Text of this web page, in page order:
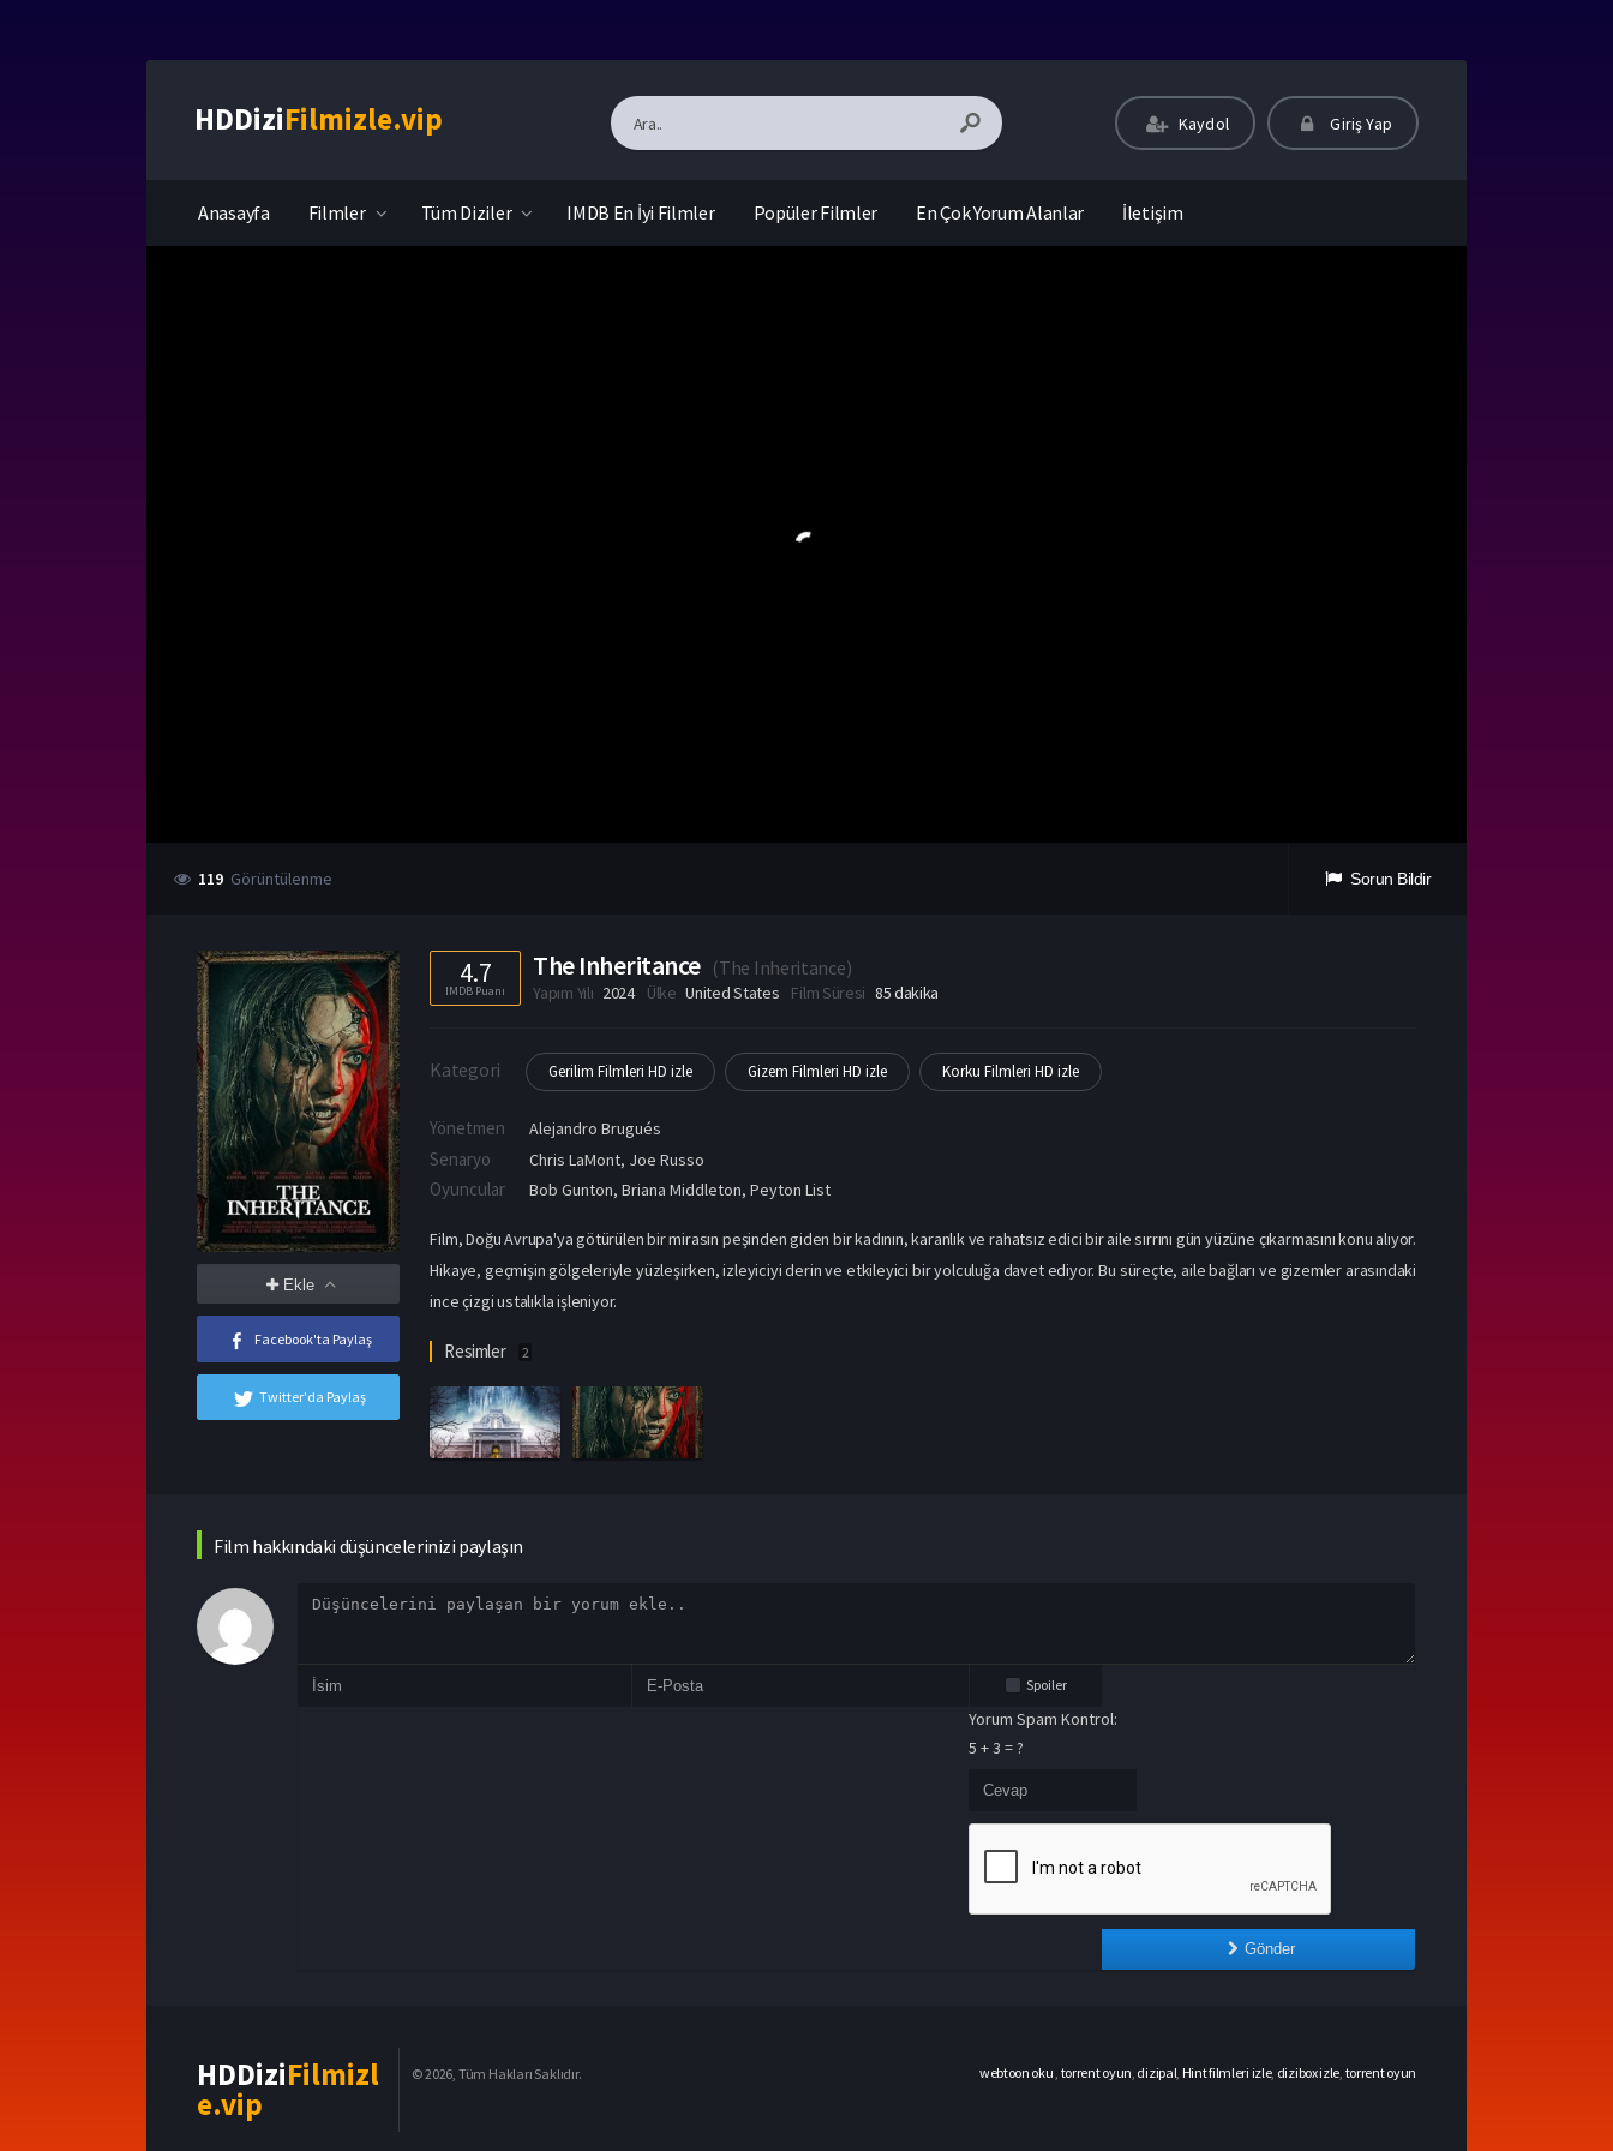
HDDiziFilmizle.vip Kaydol Giriş Yap
Anasayfa Filmler Tüm Diziler IMDB En İyi Filmler Popüler Filmler En Çok Yorum Alanlar İletişim
119 Görüntülenme Sorun Bildir
Ekle
Facebook'ta Paylaş
Twitter'da Paylaş
4.7
IMDB Puanı
The Inheritance (The Inheritance)
Yapım Yılı 2024 Ülke United States Film Süresi 85 dakika
Kategori Gerilim Filmleri HD izle Gizem Filmleri HD izle Korku Filmleri HD izle
Yönetmen Alejandro Brugués
Senaryo Chris LaMont, Joe Russo
Oyuncular Bob Gunton,Briana Middleton,Peyton List
Film, Doğu Avrupa'ya götürülen bir mirasın peşinden giden bir kadının, karanlık ve rahatsız edici bir aile sırrını gün yüzüne çıkarmasını konu alıyor.
Hikaye, geçmişin gölgeleriyle yüzleşirken, izleyiciyi derin ve etkileyici bir yolculuğa davet ediyor. Bu süreçte, aile bağları ve gizemler arasındaki
ince çizgi ustalıkla işleniyor.
Resimler 2
Film hakkındaki düşüncelerinizi paylaşın
Spoiler
Yorum Spam Kontrol:
5 + 3 = ?
Gönder
HDDiziFilmizl
e.vip
© 2026, Tüm Hakları Saklıdır. webtoon oku torrent oyun dizipal Hint filmleri izle, dizibox izle torrent oyun